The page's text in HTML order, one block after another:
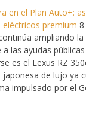
en el Plan Auto+:
eléctricos premium
ampliando
las ayudas
es el Lexus RZ
de lujo ya
impulsado por el